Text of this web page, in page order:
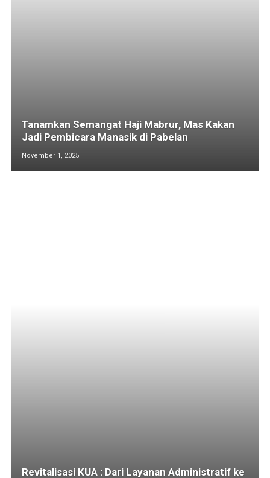
Tanamkan Semangat Haji Mabrur, Mas Kakan
Jadi Pembicara Manasik di Pabelan
November 1, 2025
Revitalisasi KUA : Dari Layanan Administratif ke